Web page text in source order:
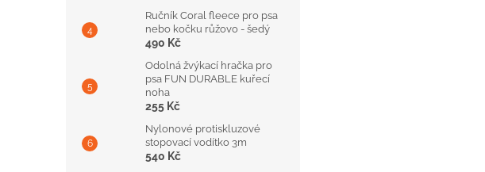
Ručník Coral fleece pro psa
nebo kočku růžovo - šedý
490 Kč
Odolná žvýkací hračka pro
psa FUN DURABLE kuřecí
noha
255 Kč
Nylonové protiskluzové
stopovací vodítko 3m
540 Kč